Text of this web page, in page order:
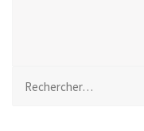
Rechercher :